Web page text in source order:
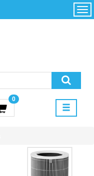
0
Početna
korišćenja i
PoweredByAsus